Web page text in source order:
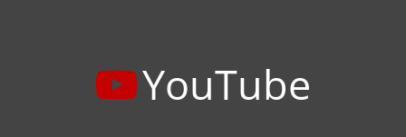
YouTube